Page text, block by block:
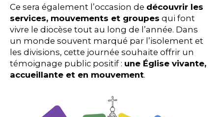
Ce sera également l’occasion de découvrir les
services, mouvements et groupes qui font
vivre le diocèse tout au long de l’année. Dans
un monde souvent marqué par l’isolement et
les divisions, cette journée souhaite offrir un
témoignage public positif : une Église vivante,
accueillante et en mouvement.